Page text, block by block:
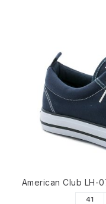
American Club LH-
41